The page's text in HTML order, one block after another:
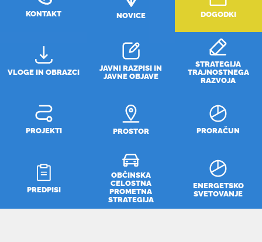
KONTAKT NOVICE DOGODKI
VLOGE IN OBRAZCI
JAVNI RAZPISI IN
JAVNE OBJAVE
STRATEGIJA
TRAJNOSTNEGA
RAZVOJA
PROJEKTI PROSTOR PRORAČUN
PREDPISI
OBČINSKA
CELOSTNA
PROMETNA
STRATEGIJA
ENERGETSKO
SVETOVANJE